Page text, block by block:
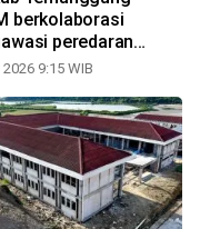
berkolaborasi
peredaran
ilegal9:15 WIB